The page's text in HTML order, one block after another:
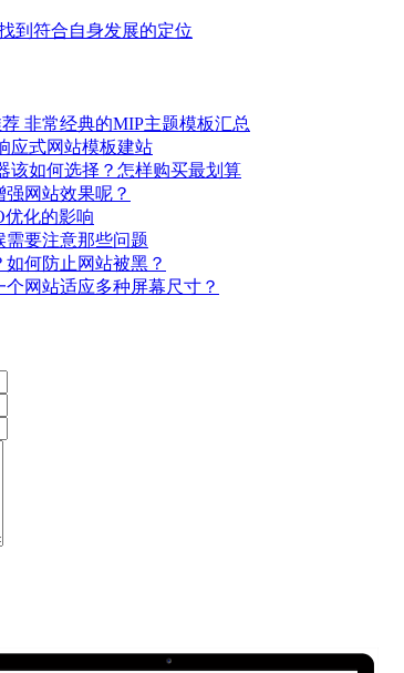
到符合自身发展的定位
非常经典的MIP主题模板汇总
应式网站模板建站
该如何选择？怎样购买最划算
网站效果呢？
优化的影响
需要注意那些问题
何防止网站被黑？
网站适应多种屏幕尺寸？